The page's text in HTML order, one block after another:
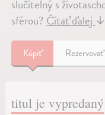
slučitelný s
sférou? Čítať ďalej ↓
Kúpiť
titul je vypredaný